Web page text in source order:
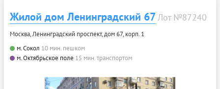
Жилой дом Ленинградский 67Лот №87240
Москва, Ленинградский проспект, дом 67, корп. 1
м. Сокол 10 мин. пешком
м. Октябрьское поле 15 мин. транспортом